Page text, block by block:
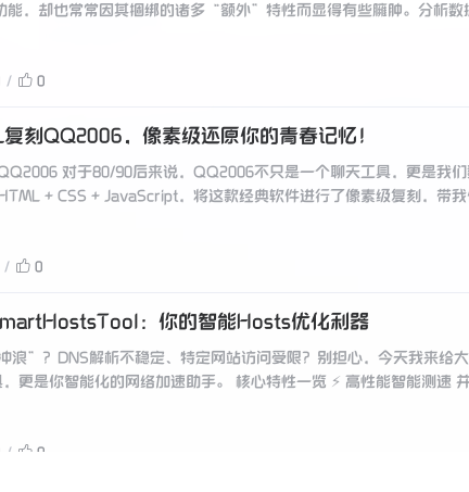
能，却也常常因其捆绑的诸多“额外”特性而显得有些臃肿。分析数
0
刻QQ2006，像素级还原你的青春记忆！
对于80/90后来说，QQ2006不只是一个聊天工具，更是我
+ CSS + JavaScript，将这款经典软件进行了像素级复刻，带
0
：你的智能Hosts优化利器
浪”？DNS解析不稳定、特定网站访问受限？别担心，今天我来
更是你智能化的网络加速助手。 核心特性一览 ⚡️ 高性能智能测速
0